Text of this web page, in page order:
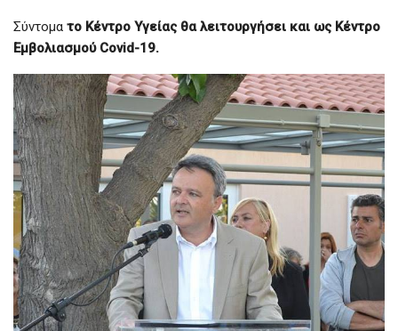
Σύντομα το Κέντρο Υγείας θα λειτουργήσει και ως Κέντρο
Εμβολιασμού Covid-19.